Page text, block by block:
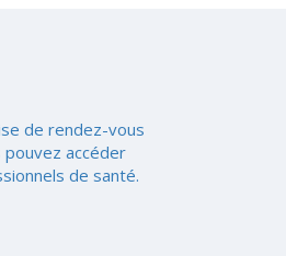
de rendez-vous
pouvez accéder
de santé.